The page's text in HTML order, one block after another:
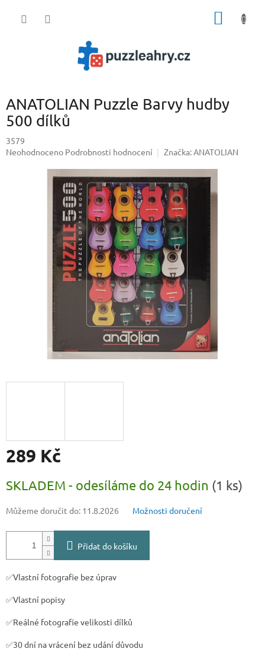
ANATOLIAN Puzzle Barvy hudby
500 dílků
3579
Průměrné
Neohodnoceno Podrobnosti hodnocení Značka:ANATOLIAN
289 Kč
cena:
SKLADEM - odesíláme do 24 hodin (1 ks)
Můžeme doručit do: 11.8.2026 Možnosti doručení
Přidat do košíku
✅Vlastní fotografie bez úprav
✅Vlastní popisy
✅Reálné fotografie velikosti dílků
✅30 dní na vrácení bez udání důvodu